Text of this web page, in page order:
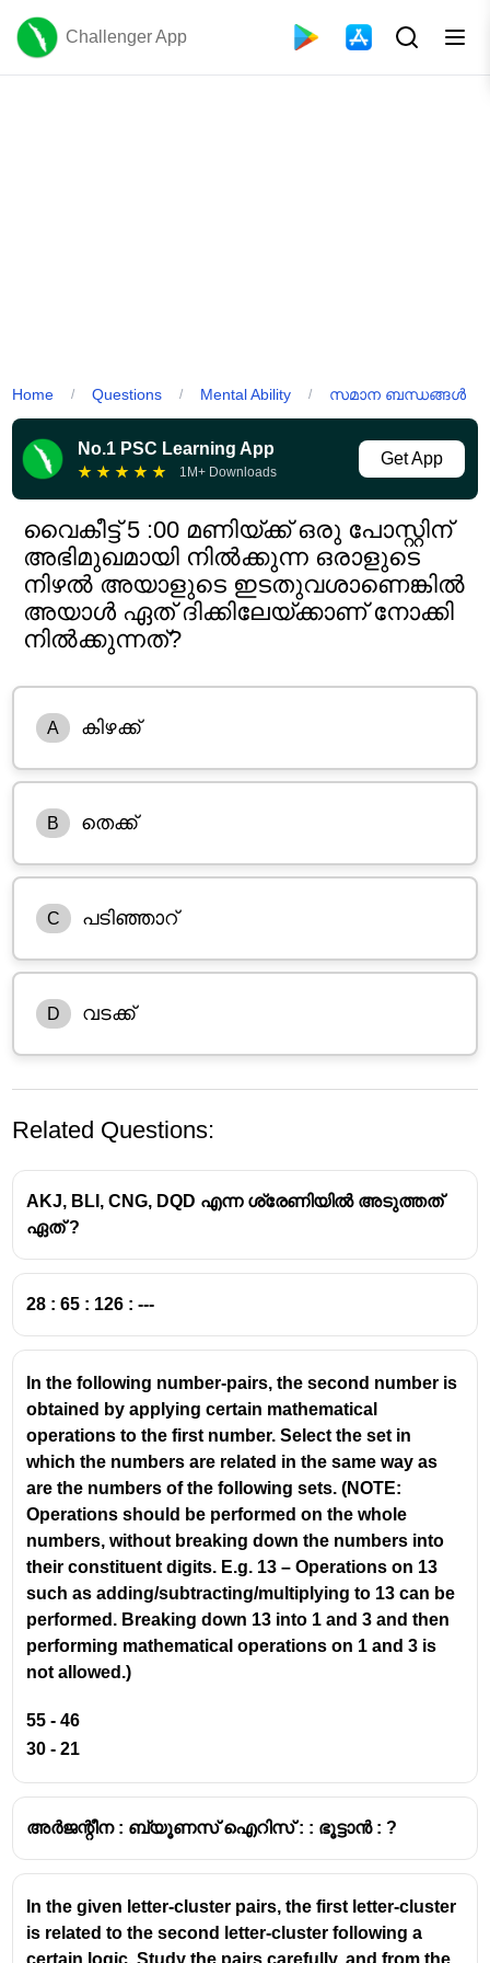
Challenger App
Home / Questions / Mental Ability / സമാന ബന്ധങ്ങൾ
No.1 PSC Learning App
★ ★ ★ ★ ★ 1M+ Downloads
Get App
വൈകീട്ട് 5 :00 മണിയ്ക്ക് ഒരു പോസ്റ്റിന്
അഭിമുഖമായി നിൽക്കുന്ന ഒരാളുടെ
നിഴൽ അയാളുടെ ഇടതുവശാണെങ്കിൽ
അയാൾ ഏത് ദിക്കിലേയ്ക്കാണ് നോക്കി
നിൽക്കുന്നത്?
A കിഴക്ക്
B തെക്ക്
C പടിഞ്ഞാറ്
D വടക്ക്
1. സൂര്യൻ്റെയും നിഴലിൻ്റെയും സ്ഥാനം
കണ്ടെത്തുക
സമയം:വൈകീട്ട് 5:00 മണി ആയതിനാൽ
സൂര്യൻപടിഞ്ഞാറ് (West)ദിക്കിലായിരിക്കും.
സൂര്യൻ പടിഞ്ഞാറായതിനാൽ, ഏത്
വസ്തുവിന്റെയും നിഴൽ വീഴുന്നത് എപ്പോഴും
അതിന് വിപരീതദിശയായ
കിഴക്ക് (East)
ഭാഗത്തേയ്ക്കായിരിക്കും.
അതിനാൽ, ഇവിടെ വ്യക്തിയുടെയും
പോസ്റ്റിന്റെയും നിഴലുകൾ
2. വ്യക്തിയുടെ ദിശ നിശ്ചയിക്കുക
ചോദ്യമനുസരിച്ച്, അയാളുടെ നിഴൽ അയാളുടെ
ഇടതുവശത്താണ്വീഴുന്നത്.
അതായത്, അയാളുടെ ഇടതുവശം വരുന്നത്
3. നാല് പ്രധാന ദിക്കുകൾ താരതമ്യം
Related Questions:
AKJ, BLI, CNG, DQD എന്ന ശ്രേണിയിൽ അടുത്തത്
ഏത് ?
28 : 65 : 126 : ---
In the following number-pairs, the second number is
obtained by applying certain mathematical
operations to the first number. Select the set in
which the numbers are related in the same way as
are the numbers of the following sets. (NOTE:
Operations should be performed on the whole
numbers, without breaking down the numbers into
their constituent digits. E.g. 13 – Operations on 13
such as adding/subtracting/multiplying to 13 can be
performed. Breaking down 13 into 1 and 3 and then
performing mathematical operations on 1 and 3 is
not allowed.)
55 - 46
30 - 21
അർജന്റീന : ബ്യൂണസ് ഐറിസ് : : ഭൂട്ടാൻ : ?
In the given letter-cluster pairs, the first letter-cluster
is related to the second letter-cluster following a
certain logic. Study the pairs carefully, and from the